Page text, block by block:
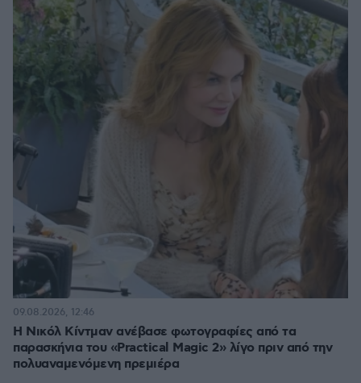
Η Νικόλ Κίντμαν ανέβασε φωτογραφίες από τα
παρασκήνια του «Practical Magic 2» λίγο πριν από την
πολυαναμενόμενη πρεμιέρα
09.08.2026, 12:46